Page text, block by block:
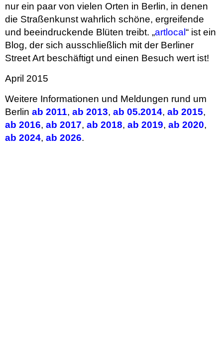
nur ein paar von vielen Orten in Berlin, in denen
die Straßenkunst wahrlich schöne, ergreifende
und beeindruckende Blüten treibt. „artlocal“ ist ein
Blog, der sich ausschließlich mit der Berliner
Street Art beschäftigt und einen Besuch wert ist!
April 2015
Weitere Informationen und Meldungen rund um
Berlin ab 2011, ab 2013, ab 05.2014, ab 2015,
ab 2016, ab 2017, ab 2018, ab 2019, ab 2020,
ab 2024, ab 2026.